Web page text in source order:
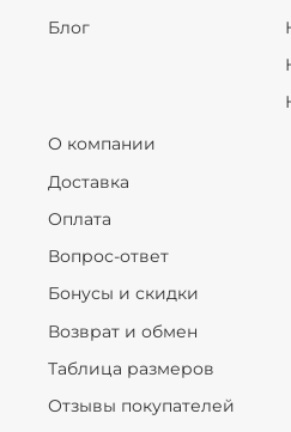
Блог
О компании
Доставка
Оплата
Вопрос-ответ
Бонусы и скидки
Возврат и обмен
Таблица размеров
Отзывы покупателей